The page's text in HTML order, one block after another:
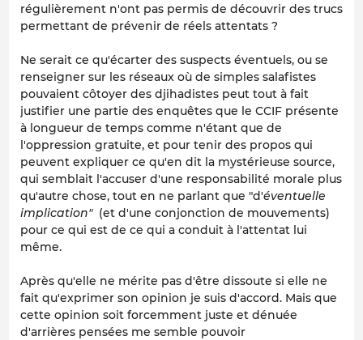
régulièrement n'ont pas permis de découvrir des trucs
permettant de prévenir de réels attentats ?
Ne serait ce qu'écarter des suspects éventuels, ou se
renseigner sur les réseaux où de simples salafistes
pouvaient côtoyer des djihadistes peut tout à fait
justifier une partie des enquêtes que le CCIF présente
à longueur de temps comme n'étant que de
l'oppression gratuite, et pour tenir des propos qui
peuvent expliquer ce qu'en dit la mystérieuse source,
qui semblait l'accuser d'une responsabilité morale plus
qu'autre chose, tout en ne parlant que "d'éventuelle
implication"(et d'une conjonction de mouvements)
pour ce qui est de ce qui a conduit à l'attentat lui
même.
Après qu'elle ne mérite pas d'être dissoute si elle ne
fait qu'exprimer son opinion je suis d'accord. Mais que
cette opinion soit forcemment juste et dénuée
d'arrières pensées me semble pouvoir